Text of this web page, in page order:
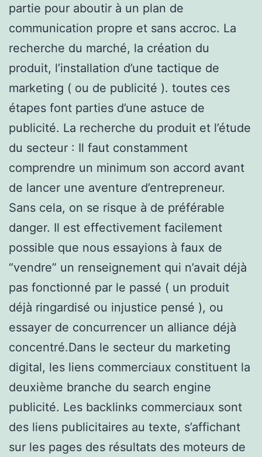
partie pour aboutir à un plan de
communication propre et sans accroc. La
recherche du marché, la création du
produit, l’installation d’une tactique de
marketing ( ou de publicité ). toutes ces
étapes font parties d’une astuce de
publicité. La recherche du produit et l’étude
du secteur : Il faut constamment
comprendre un minimum son accord avant
de lancer une aventure d’entrepreneur.
Sans cela, on se risque à de préférable
danger. Il est effectivement facilement
possible que nous essayions à faux de
“vendre” un renseignement qui n’avait déjà
pas fonctionné par le passé ( un produit
déjà ringardisé ou injustice pensé ), ou
essayer de concurrencer un alliance déjà
concentré.Dans le secteur du marketing
digital, les liens commerciaux constituent la
deuxième branche du search engine
publicité. Les backlinks commerciaux sont
des liens publicitaires au texte, s’affichant
sur les pages des résultats des moteurs de